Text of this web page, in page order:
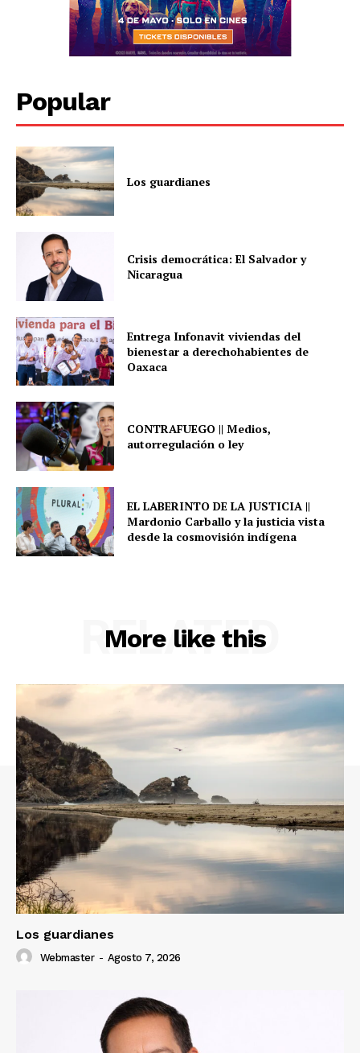
Popular
Los guardianes
Crisis democrática: El Salvador y
Nicaragua
Entrega Infonavit viviendas del
bienestar a derechohabientes de
Oaxaca
CONTRAFUEGO || Medios,
autorregulación o ley
EL LABERINTO DE LA JUSTICIA ||
Mardonio Carballo y la justicia vista
desde la cosmovisión indígena
More like this
RELATED
Los guardianes
Webmaster - Agosto 7, 2026